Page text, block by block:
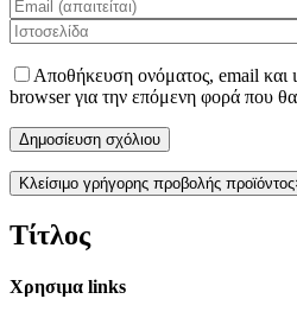
Αποθήκευση ονόματος, email και
browser για την επόμενη φορά που
Κλείσιμο γρήγορης προβολής προϊόντος
Τίτλος
Χρησιμα links